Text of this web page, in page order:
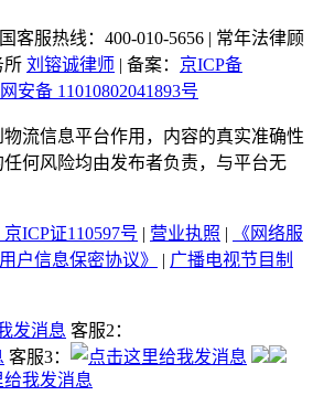
客服热线：400-010-5656 | 常年法律顾
所 刘镕诚律师 | 备案： 京ICP备
安备 11010802041893号
流信息平台作用，内容的真实准确性
何风险均由发布者负责，与平台无
ICP证110597号 营业执照
《网络服
户信息保密协议》
广播电视节目制
客服2：
客服3：